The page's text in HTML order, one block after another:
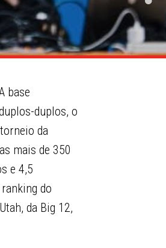
base
duplos, o
da
mais de 350
e 4,5
do
da Big 12,